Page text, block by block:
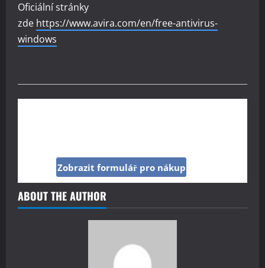
Oficiální stránky
zde https://www.avira.com/en/free-antivirus-
windows
Zobrazit formulář pro nákup
ABOUT THE AUTHOR